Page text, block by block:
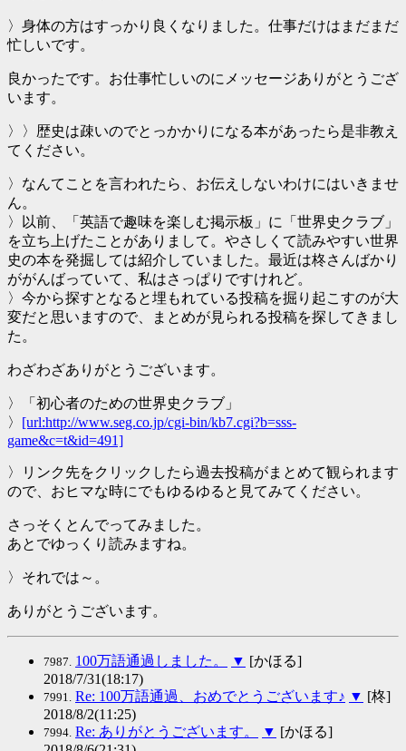
〉身体の方はすっかり良くなりました。仕事だけはまだまだ
忙しいです。
良かったです。お仕事忙しいのにメッセージありがとうござ
います。
〉〉歴史は疎いのでとっかかりになる本があったら是非教え
てください。
〉なんてことを言われたら、お伝えしないわけにはいきませ
ん。
〉以前、「英語で趣味を楽しむ掲示板」に「世界史クラブ」
を立ち上げたことがありまして。やさしくて読みやすい世界
史の本を発掘しては紹介していました。最近は柊さんばかり
ががんばっていて、私はさっぱりですけれど。
〉今から探すとなると埋もれている投稿を掘り起こすのが大
変だと思いますので、まとめが見られる投稿を探してきまし
た。
わざわざありがとうございます。
〉「初心者のための世界史クラブ」
〉 [url:http://www.seg.co.jp/cgi-bin/kb7.cgi?b=sss-
game&c=t&id=491]
〉リンク先をクリックしたら過去投稿がまとめて観られます
ので、おヒマな時にでもゆるゆると見てみてください。
さっそくとんでってみました。
あとでゆっくり読みますね。
〉それでは～。
ありがとうございます。
7987. 100万語通過しました。 ▼ [かほる]
2018/7/31(18:17)
7991. Re: 100万語通過、おめでとうございます♪ ▼ [柊]
2018/8/2(11:25)
7994. Re: ありがとうございます。 ▼ [かほる]